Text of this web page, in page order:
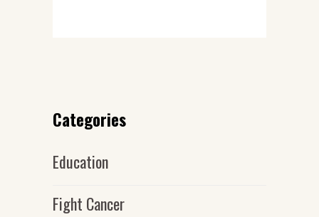
Categories
Education
Fight Cancer